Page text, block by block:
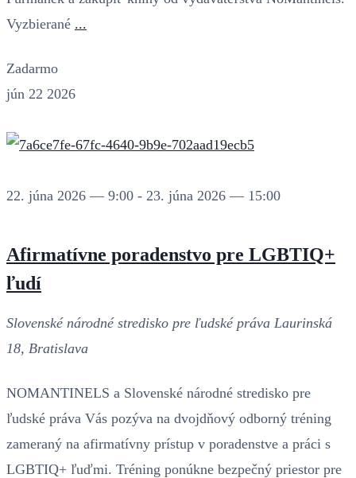
Vyzbierané ...
Zadarmo
jún 22 2026
22. júna 2026 — 9:00 - 23. júna 2026 — 15:00
Afirmatívne poradenstvo pre LGBTIQ+
ľudí
Slovenské národné stredisko pre ľudské práva Laurinská
18, Bratislava
NOMANTINELS a Slovenské národné stredisko pre
ľudské práva Vás pozýva na dvojdňový odborný tréning
zameraný na afirmatívny prístup v poradenstve a práci s
LGBTIQ+ ľuďmi. Tréning ponúkne bezpečný priestor pre